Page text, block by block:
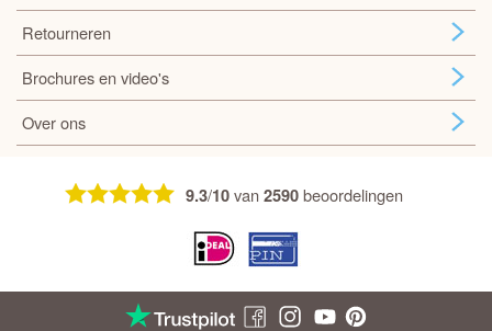
Retourneren
Brochures en video's
Over ons
9.3/10van2590beoordelingen